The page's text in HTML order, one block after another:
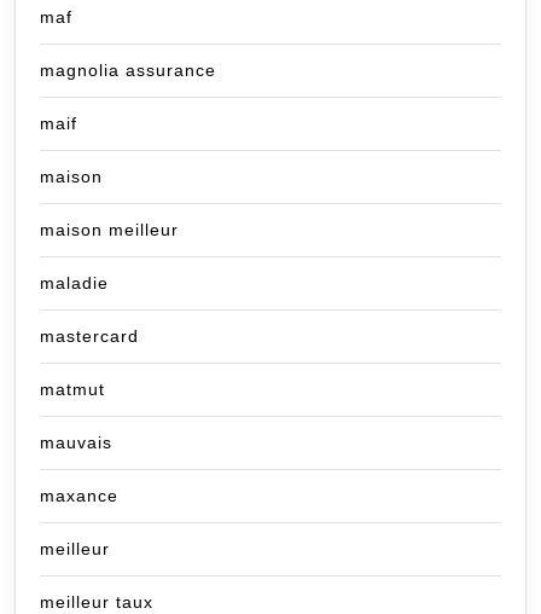
maf
magnolia assurance
maif
maison
maison meilleur
maladie
mastercard
matmut
mauvais
maxance
meilleur
meilleur taux